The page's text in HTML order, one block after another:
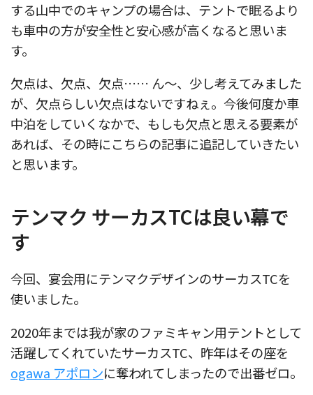
する山中でのキャンプの場合は、テントで眠るより
も車中の方が安全性と安心感が高くなると思いま
す。
欠点は、欠点、欠点…… ん〜、少し考えてみました
が、欠点らしい欠点はないですねぇ。今後何度か車
中泊をしていくなかで、もしも欠点と思える要素が
あれば、その時にこちらの記事に追記していきたい
と思います。
テンマク サーカスTCは良い幕で
す
今回、宴会用にテンマクデザインのサーカスTCを
使いました。
2020年までは我が家のファミキャン用テントとして
活躍してくれていたサーカスTC、昨年はその座を
ogawa アポロンに奪われてしまったので出番ゼロ。